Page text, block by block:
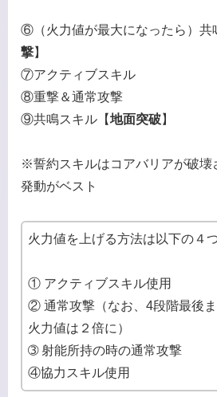
⑥（火力値が最大になったら）共
撃】
⑦アクティブスキル
⑧重撃＆通常攻撃
⑨共鳴スキル【地面突破】
※誓約スキルはコアバリアが破壊
発動がベスト
火力値を上げる方法は以下の４
① アクティブスキル使用
② 通常攻撃（なお、4段階最後
火力値は２倍に）
➂ 射能所持の時の通常攻撃
④協力スキル使用